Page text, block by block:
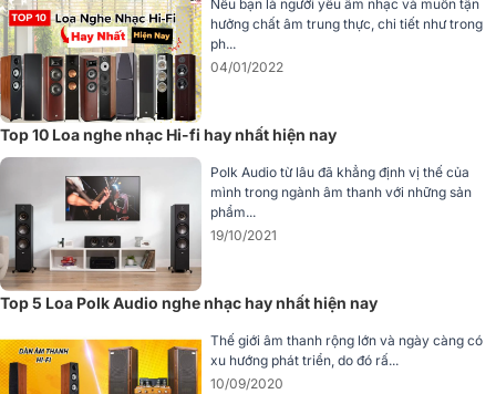
Hệ thống loa trung/trầm DiaDrive – Âm bass chắc gọn, giàu
Điểm nổi bật của Loa Mission ZX-5 nằm ở hệ thống loa trung/trầm
DiaDrive với màng nhôm ma trận tiên tiến, giúp cải thiện khả năng
tái tạo âm trung và âm trầm. Công nghệ này không chỉ giảm thiểu
hiện tượng cộng hưởng mà còn giúp thoát hơi hiệu quả, mang lại âm
bass chắc gọn, sâu lắng nhưng không bị ù. Đặc biệt, các khe thoát
hơi dạng răng cưa giúp loại bỏ hiện tượng tiếng "phì" thường gặp
trên các thiết kế loabass reflextruyền thống.
Nếu bạn là người yêu âm nhạc và muốn tận
hưởng chất âm trung thực, chi tiết như trong
ph...
04/01/2022
Top 10 Loa nghe nhạc Hi-fi hay nhất hiện nay
Polk Audio từ lâu đã khẳng định vị thế của
mình trong ngành âm thanh với những sản
phẩm...
19/10/2021
Top 5 Loa Polk Audio nghe nhạc hay nhất hiện nay
Thế giới âm thanh rộng lớn và ngày càng có
xu hướng phát triển, do đó rấ...
10/09/2020